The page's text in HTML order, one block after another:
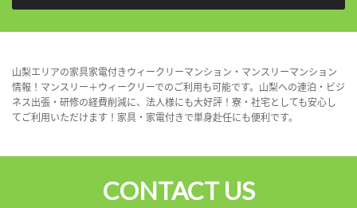
山梨エリアの家具家電付きウィークリーマンション・マンスリーマンション
情報！マンスリー＋ウィークリーでのご利用も可能です。山梨への連泊・ビジ
ネス出張・研修の経費削減に、法人様にも大好評！寮・社宅としても安心し
てご利用いただけます！家具・家電付きで単身赴任にも便利です。
CONTACT US